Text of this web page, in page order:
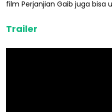
film Perjanjian Gaib juga bisa
Trailer